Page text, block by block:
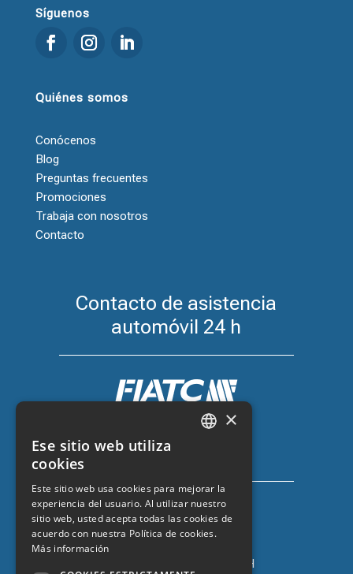
Síguenos
Quiénes somos
Conócenos
Blog
Preguntas frecuentes
Promociones
Trabaja con nosotros
Contacto
Contacto de asistencia
automóvil 24 h
+34 918 66 98 06
Seguro de coche con ZURICH
ENGLISH
FRENCH
×
Ese sitio web utiliza
cookies
Este sitio web usa cookies para mejorar la
experiencia del usuario. Al utilizar nuestro
sitio web, usted acepta todas las cookies de
acuerdo con nuestra Política de cookies.
Más información